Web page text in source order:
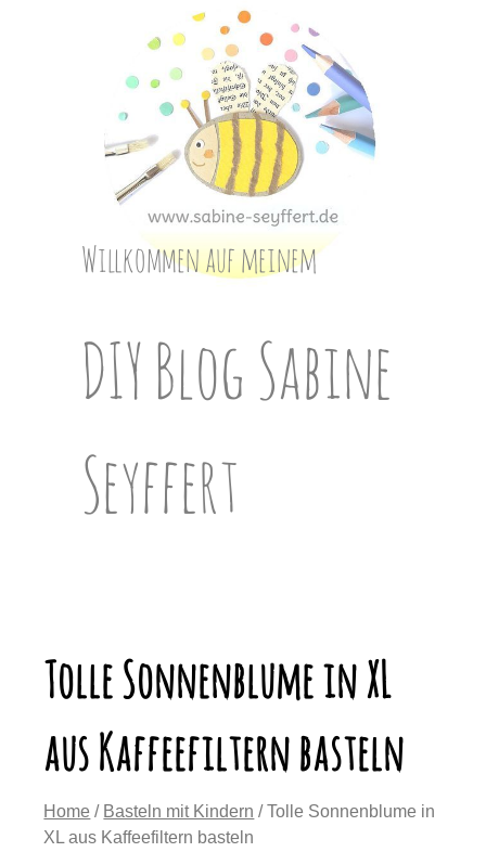
Willkommen auf meinem
DIY Blog Sabine
Seyffert
Tolle Sonnenblume in XL
aus Kaffeefiltern basteln
Home / Basteln mit Kindern / Tolle Sonnenblume in
XL aus Kaffeefiltern basteln